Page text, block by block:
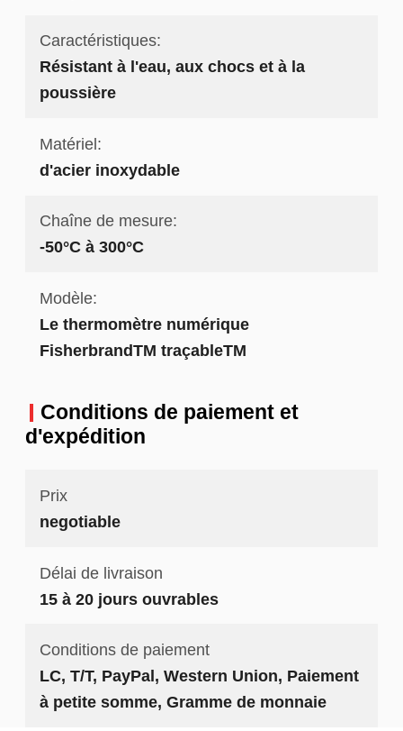
Caractéristiques:
Résistant à l'eau, aux chocs et à la
poussière
Matériel:
d'acier inoxydable
Chaîne de mesure:
-50°C à 300°C
Modèle:
Le thermomètre numérique
FisherbrandTM traçableTM
Conditions de paiement et
d'expédition
Prix
negotiable
Délai de livraison
15 à 20 jours ouvrables
Conditions de paiement
LC, T/T, PayPal, Western Union, Paiement
à petite somme, Gramme de monnaie